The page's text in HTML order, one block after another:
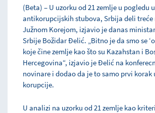
(Beta) – U uzorku od 21 zemlje u pogledu
antikorupcijskih stubova, Srbija deli treće
Južnom Korejom, izjavio je danas
Srbije Božidar Đelić. „Bitno je da smo se
koje čine zemlje kao što su Kazahstan i
Hercegovina“, izjavio je Đelić na
novinare i dodao da je to samo prvi
korupcije.
U analizi na uzorku od 21 zemlje kao